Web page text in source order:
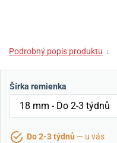
Podrobný popis produktu ↓
Šírka remienka
Do 2-3 týdnů — u vás